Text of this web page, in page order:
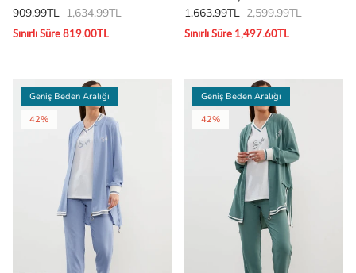
909.99TL 1,634.99TL
Sınırlı Süre 819.00TL
1,663.99TL 2,599.99TL
Sınırlı Süre 1,497.60TL
Geniş Beden Aralığı
42%
Geniş Beden Aralığı
42%